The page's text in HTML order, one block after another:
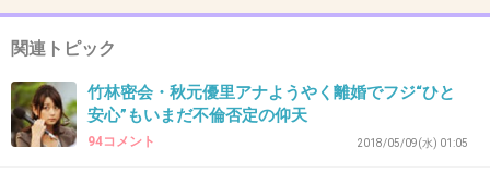
竹林はかなり恥ずかしいよね、しかも不倫だも
ん。
関連トピック
竹林密会・秋元優里アナようやく離婚でフジ“ひと
安心”もいまだ不倫否定の仰天
94コメント 2018/05/09(水) 01:05